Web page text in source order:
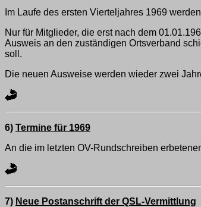
Im Laufe des ersten Vierteljahres 1969
Nur für Mitglieder, die erst nach dem
Ausweis an den zuständigen Ortsverband
soll.
Die neuen Ausweise werden wieder zwei
6) Termine für 1969
An die im letzten OV-Rundschreiben
7) Neue Postanschrift der QSL-Vermittlung